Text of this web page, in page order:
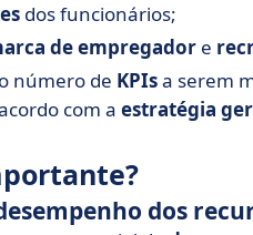
dos funcionários;
de empregador e
número de KPIsa serem
com a estratégia
dos